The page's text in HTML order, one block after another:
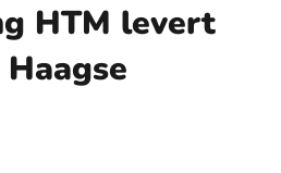
HTM levert